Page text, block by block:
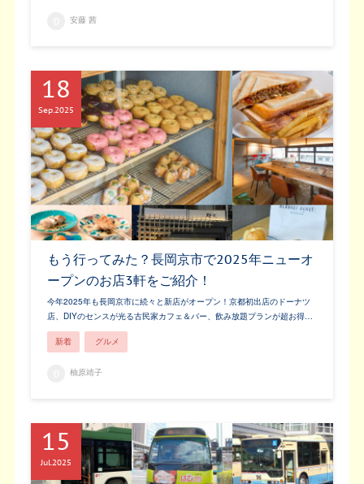
安藤 茜
もう行ってみた？長岡京市で2025年ニューオ
ープンのお店3軒をご紹介！
今年2025年も長岡京市に続々と新店がオープン！京都初出店のドーナツ
店、DIYのセンスが光る古民家カフェ＆バー、飲み放題プランが超お得…
18
Sep2025
新着 グルメ
柚原靖子
15
Jul2025